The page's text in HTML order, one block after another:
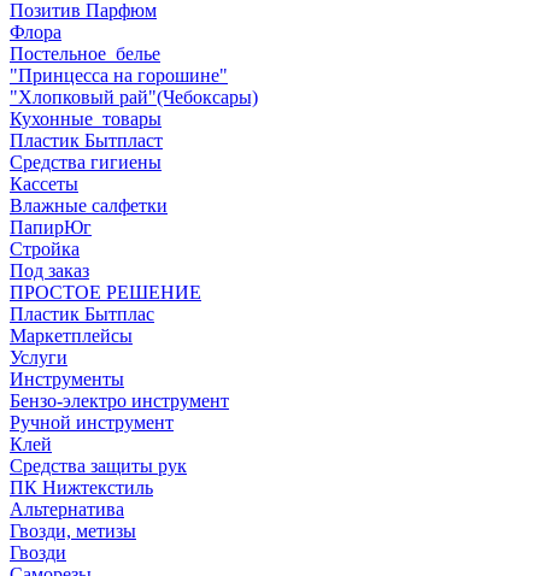
Позитив Парфюм
Флора
Постельное_белье
"Принцесса на горошине"
"Хлопковый рай"(Чебоксары)
Кухонные_товары
Пластик Бытпласт
Средства гигиены
Кассеты
Влажные салфетки
ПапирЮг
Стройка
Под заказ
ПРОСТОЕ РЕШЕНИЕ
Пластик Бытплас
Маркетплейсы
Услуги
Инструменты
Бензо-электро инструмент
Ручной инструмент
Клей
Средства защиты рук
ПК Нижтекстиль
Альтернатива
Гвозди, метизы
Гвозди